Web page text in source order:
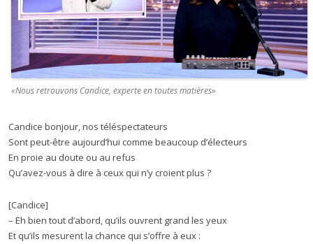
«Nous retrouvons Candice, experte en toutes matières»
Candice bonjour, nos téléspectateurs
Sont peut-être aujourd’hui comme beaucoup d’électeurs
En proie au doute ou au refus
Qu’avez-vous à dire à ceux qui n’y croient plus ?
[Candice]
– Eh bien tout d’abord, qu’ils ouvrent grand les yeux
Et qu’ils mesurent la chance qui s’offre à eux :